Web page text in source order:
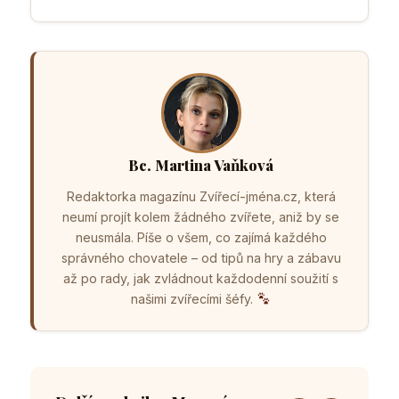
Bc. Martina Vaňková
Redaktorka magazínu Zvířecí-jména.cz, která
neumí projít kolem žádného zvířete, aniž by se
neusmála. Píše o všem, co zajímá každého
správného chovatele – od tipů na hry a zábavu
až po rady, jak zvládnout každodenní soužití s
našimi zvířecími šéfy.